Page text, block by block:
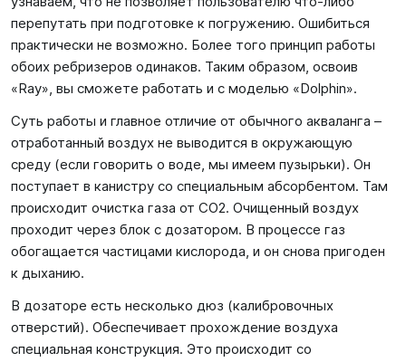
перепутать при подготовке к погружению. Ошибиться
практически не возможно. Более того принцип работы
обоих ребризеров одинаков. Таким образом, освоив
«Ray», вы сможете работать и с моделью «Dolphin».
Суть работы и главное отличие от обычного акваланга –
отработанный воздух не выводится в окружающую
среду (если говорить о воде, мы имеем пузырьки). Он
поступает в канистру со специальным абсорбентом. Там
происходит очистка газа от CO2. Очищенный воздух
проходит через блок с дозатором. В процессе газ
обогащается частицами кислорода, и он снова пригоден
к дыханию.
В дозаторе есть несколько дюз (калибровочных
отверстий). Обеспечивает прохождение воздуха
специальная конструкция. Это происходит со